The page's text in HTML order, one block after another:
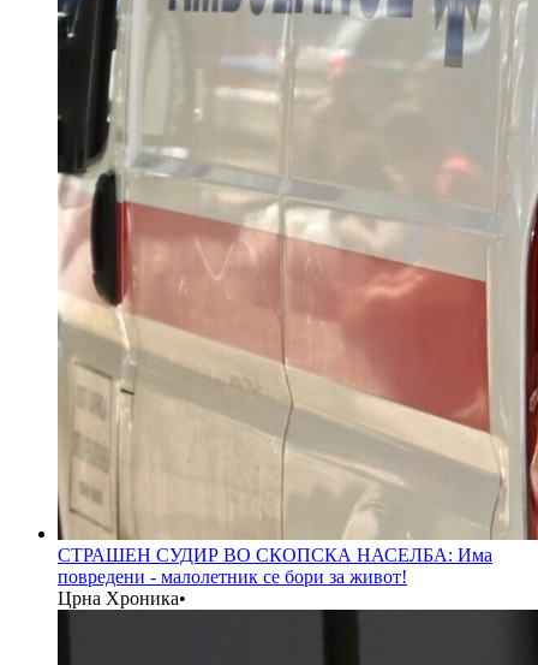
СТРАШЕН СУДИР ВО СКОПСКА НАСЕЛБА: Има
повредени - малолетник се бори за живот!
Црна Хроника•